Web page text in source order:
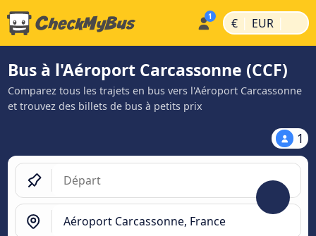
€ | EUR |
Bus à l'Aéroport Carcassonne (CCF)
Comparez tous les trajets en bus vers l'Aéroport Carcassonne
et trouvez des billets de bus à petits prix
1